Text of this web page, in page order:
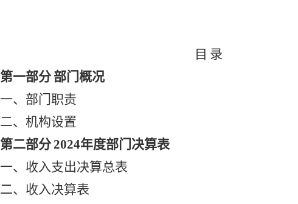
目 录
第一部分 部门概况
一、部门职责
二、机构设置
第二部分2024年度部门决算表
一、收入支出决算总表
二、收入决算表